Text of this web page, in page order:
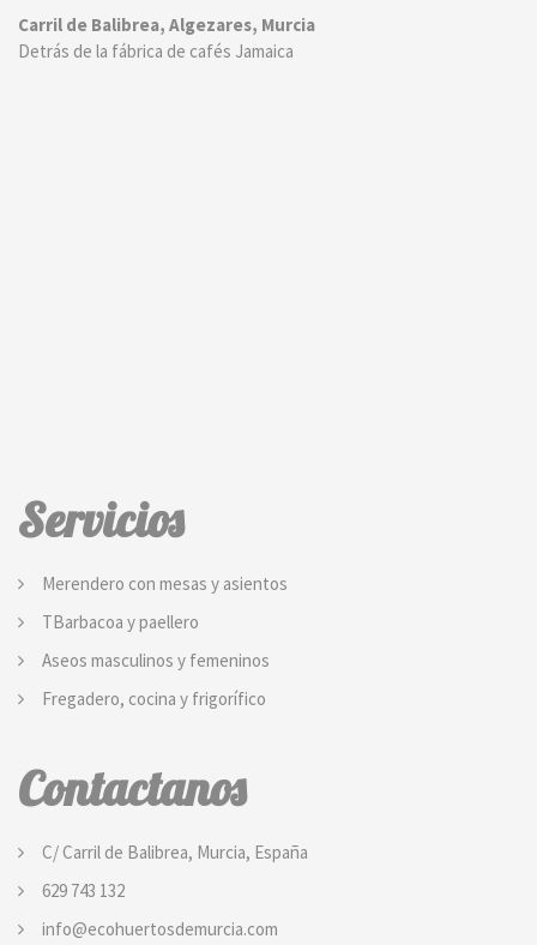
Carril de Balibrea, Algezares, Murcia
Detrás de la fábrica de cafés Jamaica
Servicios
Merendero con mesas y asientos
TBarbacoa y paellero
Aseos masculinos y femeninos
Fregadero, cocina y frigorífico
Contactanos
C/ Carril de Balibrea, Murcia, España
629 743 132
info@ecohuertosdemurcia.com